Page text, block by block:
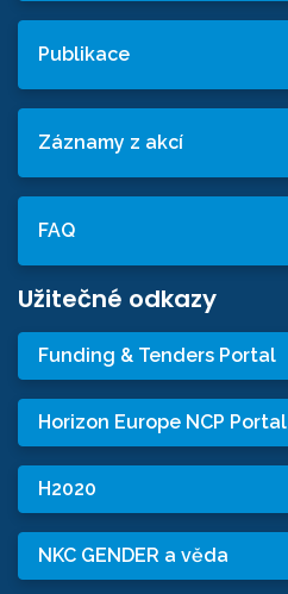
Publikace
Záznamy z akcí
FAQ
Užitečné odkazy
Funding & Tenders Portal
Horizon Europe NCP Portal
H2020
NKC GENDER a věda